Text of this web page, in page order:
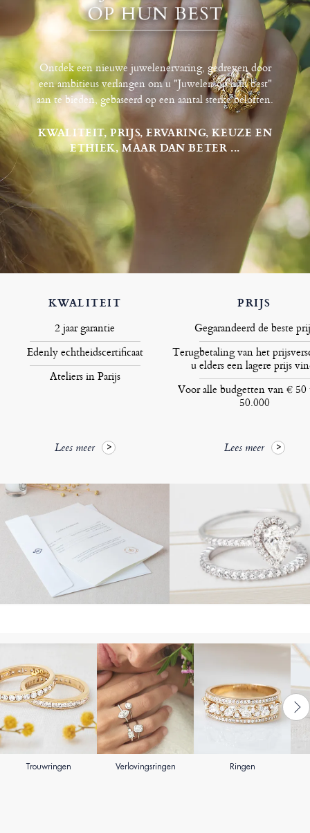
Ontdek een nieuwe juwelenervaring, gedreven door
een ambitieus verlangen om u "Juwelen op hun best"
aan te bieden, gebaseerd op een aantal sterke beloften.
KWALITEIT, PRIJS, ERVARING, KEUZE EN
ETHIEK, MAAR DAN BETER ...
KWALITEIT
2 jaar garantie
Edenly echtheidscertificaat
Ateliers in Parijs
Lees meer
PRIJS
Gegarandeerd de beste
Terugbetaling van het
u elders een lagere prijs
Voor alle budgetten van €
50.000
Lees meer
Trouwringen Verlovingsringen Ringen